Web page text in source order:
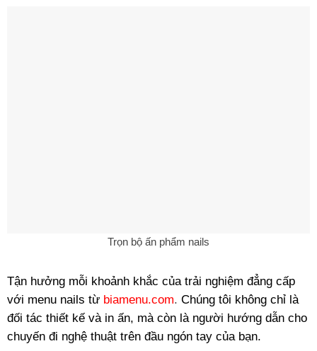
Trọn bộ ấn phẩm nails
Tận hưởng mỗi khoảnh khắc của trải nghiệm đẳng cấp
với menu nails từ biamenu.com. Chúng tôi không chỉ là
đối tác thiết kế và in ấn, mà còn là người hướng dẫn cho
chuyến đi nghệ thuật trên đầu ngón tay của bạn.